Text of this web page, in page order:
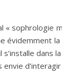
« sophrologie
évidemment
dans